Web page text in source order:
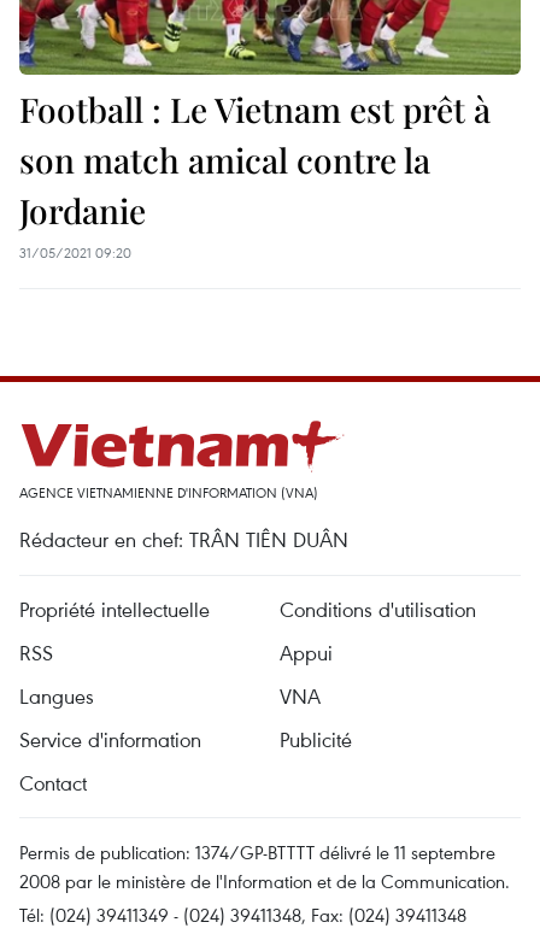
Football : Le Vietnam est prêt à
son match amical contre la
Jordanie
31/05/2021 09:20
AGENCE VIETNAMIENNE D'INFORMATION (VNA)
Rédacteur en chef: TRÂN TIÊN DUÂN
Propriété intellectuelle
Conditions d'utilisation
RSS
Appui
Langues
VNA
Service d'information
Publicité
Contact
Permis de publication: 1374/GP-BTTTT délivré le 11 septembre
2008 par le ministère de l'Information et de la Communication.
Tél: (024) 39411349 - (024) 39411348, Fax: (024) 39411348